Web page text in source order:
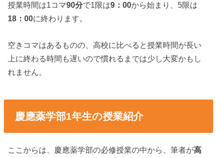
授業時間は1コマ90分で1限は9：00から始まり、5限は
18：00に終わります。
空きコマはあるものの、高校に比べると授業時間が長い
上に終わる時間も遅いので慣れるまでは少し大変かもし
れません。
慶應薬学部1年生の授業紹介
ここからは、慶應薬学部の必修授業の中から、筆者が高